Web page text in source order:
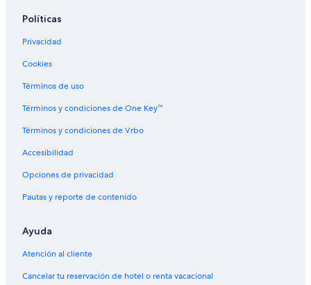
Hoteles en la playa en Thompson Okanagan
Hoteles en Thompson Okanagan
Resorts en Lake Country
Hoteles de Independent en Lake Country
Hoteles en Lake Country
Hoteles en Nahun
Hoteles en Enderby
Hoteles en Carrs Landing
Hoteles con spa en Sicamous
Hoteles en Wilsons Landing
Hoteles en Lumby
Políticas
Privacidad
Cookies
Términos de uso
Términos y condiciones de One Key™
Términos y condiciones de Vrbo
Accesibilidad
Opciones de privacidad
Pautas y reporte de contenido
Ayuda
Atención al cliente
Cancelar tu reservación de hotel o renta vacacional